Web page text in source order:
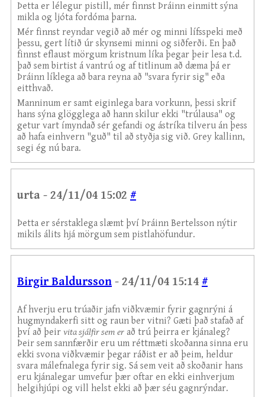
Þetta er lélegur pistill, mér finnst Þráinn einmitt sýna
mikla og ljóta fordóma þarna.
Mér finnst reyndar vegið að mér og minni lífsspeki með
þessu, gert lítið úr skynsemi minni og siðferði. En það
finnst eflaust mörgum kristnum líka þegar þeir lesa t.d.
það sem birtist á vantrú og af titlinum að dæma þá er
Þráinn líklega að bara reyna að "svara fyrir sig" eða
eitthvað.
Manninum er samt eiginlega bara vorkunn, þessi skrif
hans sýna glögglega að hann skilur ekki "trúlausa" og
getur vart ímyndað sér gefandi og ástríka tilveru án þess
að hafa einhvern "guð" til að styðja sig við. Grey kallinn,
segi ég nú bara.
urta - 24/11/04 15:02 #
Þetta er sérstaklega slæmt því Þráinn Bertelsson nýtir
mikils álits hjá mörgum sem pistlahöfundur.
Birgir Baldursson - 24/11/04 15:14 #
Af hverju eru trúaðir jafn viðkvæmir fyrir gagnrýni á
hugmyndakerfi sitt og raun ber vitni? Gæti það stafað af
því að þeir vita sjálfir sem er að trú þeirra er kjánaleg?
Þeir sem sannfærðir eru um réttmæti skoðanna sinna eru
ekki svona viðkvæmir þegar ráðist er að þeim, heldur
svara málefnalega fyrir sig. Sá sem veit að skoðanir hans
eru kjánalegar umvefur þær oftar en ekki einhverjum
helgihjúpi og vill helst ekki að þær séu gagnrýndar.